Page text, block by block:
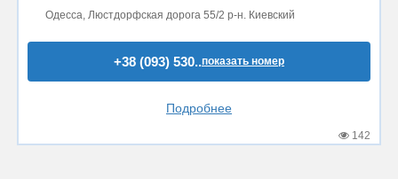
Одесса, Люстдорфская дорога 55/2 р-н. Киевский
+38 (093) 530..показать номер
Подробнее
142